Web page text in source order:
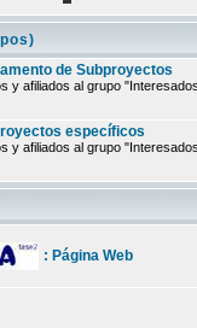
de Subproyectos
y afiliados al grupo
específicos
y afiliados al grupo
: Página Web